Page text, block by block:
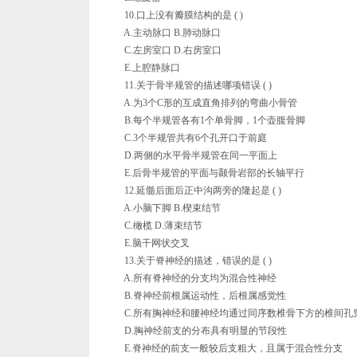
10.口上没有瓣膜结构的是 ( )
A.主动脉口 B.肺动脉口
C.左房室口 D.右房室口
E.上腔静脉口
11.关于骨半规管的描述哪项错误 ( )
A.为3个C形的互成直角排列的弯曲小骨管
B.每个半规管各有1个单骨脚，1个壶腹骨脚
C.3个半规管共有6个孔开口于前庭
D.两侧的水平骨半规管在同一平面上
E.后骨半规管的平面与颞骨岩部的长轴平行
12.延髓后面后正中沟两旁的隆起是 ( )
A.小脑下脚 B.楔束结节
C.橄榄 D.薄束结节
E.脑干网状交叉
13.关于脊神经的描述，错误的是 ( )
A.所有脊神经的分支均为混合性神经
B.脊神经前根属运动性，后根属感觉性
C.所有胸神经和腰神经均通过同序数椎骨下方的椎间孔
D.胸神经前支的分布具有明显的节段性
E.脊神经的前支一般较后支粗大，且属于混合性分支